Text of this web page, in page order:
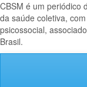
CBSM é um periódico
da saúde coletiva,
psicossocial,
Brasil.